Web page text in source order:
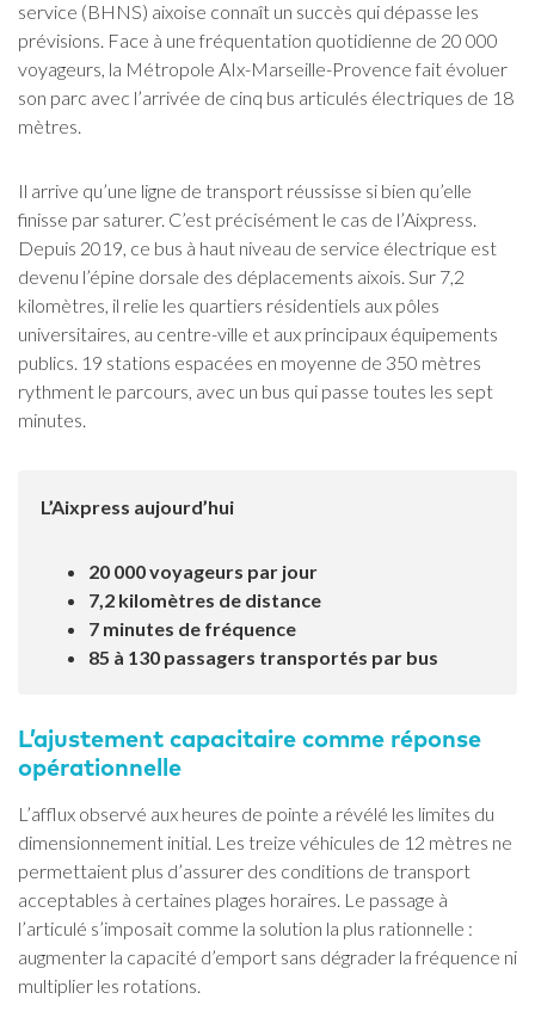
service (BHNS) aixoise connaît un succès qui dépasse les
prévisions. Face à une fréquentation quotidienne de 20 000
voyageurs, la Métropole AIx-Marseille-Provence fait évoluer
son parc avec l’arrivée de cinq bus articulés électriques de 18
mètres.
Il arrive qu’une ligne de transport réussisse si bien qu’elle
finisse par saturer. C’est précisément le cas de l’Aixpress.
Depuis 2019, ce bus à haut niveau de service électrique est
devenu l’épine dorsale des déplacements aixois. Sur 7,2
kilomètres, il relie les quartiers résidentiels aux pôles
universitaires, au centre-ville et aux principaux équipements
publics. 19 stations espacées en moyenne de 350 mètres
rythment le parcours, avec un bus qui passe toutes les sept
minutes.
L’Aixpress aujourd’hui
20 000 voyageurs par jour
7,2 kilomètres de distance
7 minutes de fréquence
85 à 130 passagers transportés par bus
L’ajustement capacitaire comme réponse
opérationnelle
L’afflux observé aux heures de pointe a révélé les limites du
dimensionnement initial. Les treize véhicules de 12 mètres ne
permettaient plus d’assurer des conditions de transport
acceptables à certaines plages horaires. Le passage à
l’articulé s’imposait comme la solution la plus rationnelle :
augmenter la capacité d’emport sans dégrader la fréquence ni
multiplier les rotations.